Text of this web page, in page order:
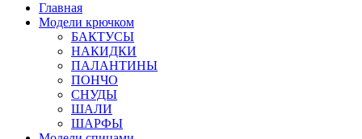
Главная
Модели крючком
БАКТУСЫ
НАКИДКИ
ПАЛАНТИНЫ
ПОНЧО
СНУДЫ
ШАЛИ
ШАРФЫ